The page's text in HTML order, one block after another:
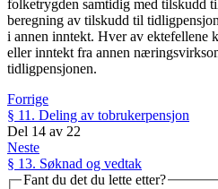
folketrygden samtidig med tilskudd
beregning av tilskudd til
i annen inntekt. Hver av ektefellene
eller inntekt fra annen
tidligpensjonen.
Forrige
§ 11. Deling av tobrukerpensjon
Del 14 av 22
Neste
§ 13. Søknad og vedtak
Fant du det du lette etter?